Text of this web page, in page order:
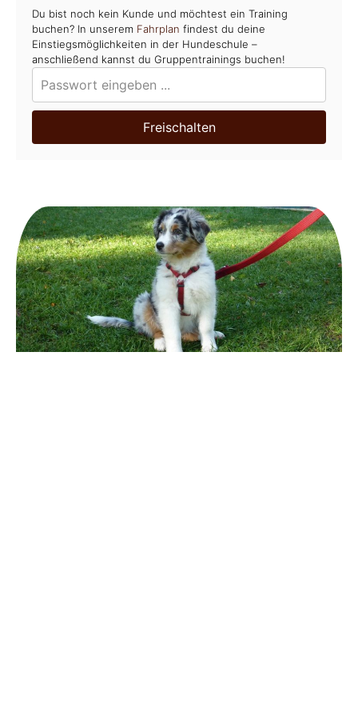
Du bist noch kein Kunde und möchtest ein Training
buchen? In unserem Fahrplan findest du deine
Einstiegsmöglichkeiten in der Hundeschule –
anschließend kannst du Gruppentrainings buchen!
Freischalten